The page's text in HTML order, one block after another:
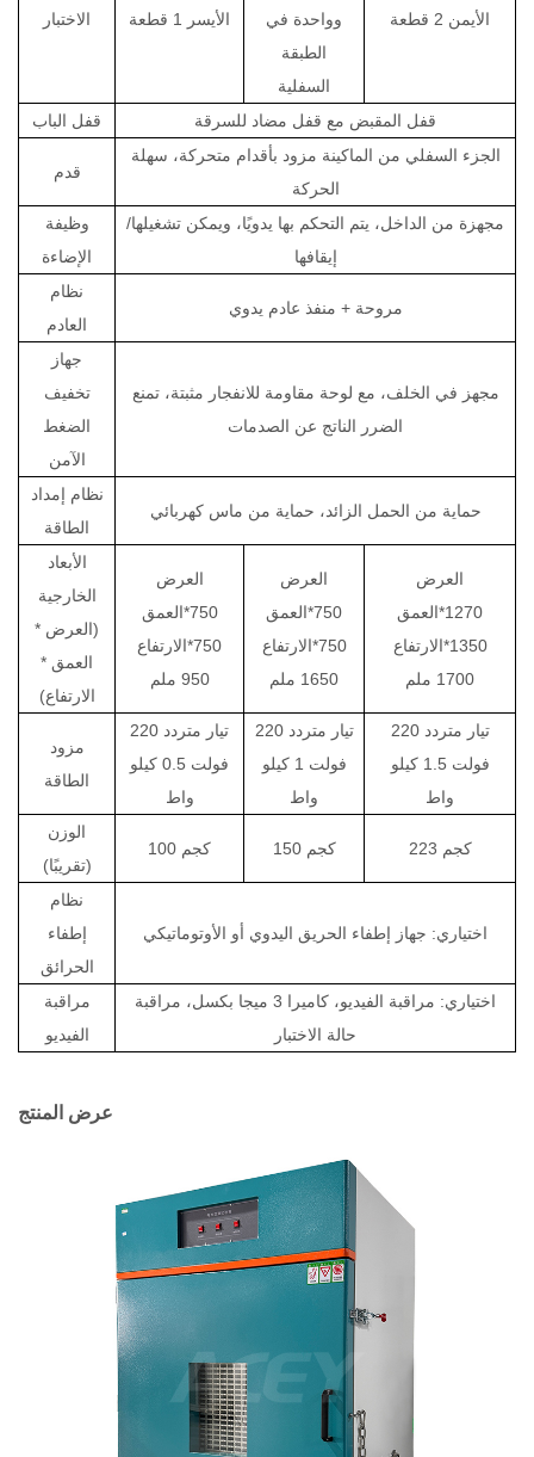
الاختبار الأيسر 1 قطعة
وواحدة في
الطبقة
السفلية
الأيمن 2 قطعة
قفل الباب قفل المقبض مع قفل مضاد للسرقة
قدم
الجزء السفلي من الماكينة مزود بأقدام متحركة، سهلة
الحركة
وظيفة
الإضاءة
مجهزة من الداخل، يتم التحكم بها يدويًا، ويمكن تشغيلها/
إيقافها
نظام
العادم
مروحة + منفذ عادم يدوي
جهاز
تخفيف
الضغط
الآمن
مجهز في الخلف، مع لوحة مقاومة للانفجار مثبتة، تمنع
الضرر الناتج عن الصدمات
نظام إمداد
الطاقة
حماية من الحمل الزائد، حماية من ماس كهربائي
الأبعاد
الخارجية
(العرض *
العمق *
الارتفاع)
العرض
750*العمق
750*الارتفاع
950 ملم
العرض
750*العمق
750*الارتفاع
1650 ملم
العرض
1270*العمق
1350*الارتفاع
1700 ملم
مزود
الطاقة
تيار متردد 220
فولت 0.5 كيلو
واط
تيار متردد 220
فولت 1 كيلو
واط
تيار متردد 220
فولت 1.5 كيلو
واط
الوزن
(تقريبًا)
100 كجم 150 كجم 223 كجم
نظام
إطفاء
الحرائق
اختياري: جهاز إطفاء الحريق اليدوي أو الأوتوماتيكي
مراقبة
الفيديو
اختياري: مراقبة الفيديو، كاميرا 3 ميجا بكسل، مراقبة
حالة الاختبار
عرض المنتج